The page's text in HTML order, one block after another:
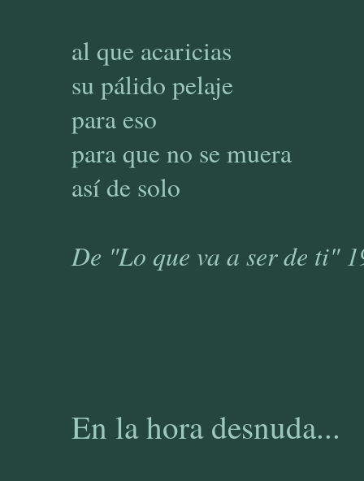
al que acaricias
su pálido pelaje
para eso
para que no se muera
así de solo
De "Lo que va a ser de ti"
En la hora desnuda...